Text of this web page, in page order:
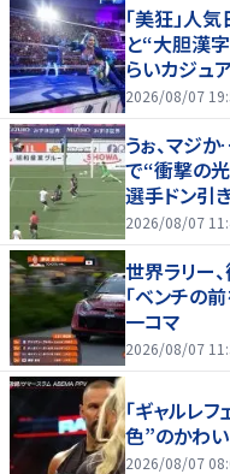
「美狂」人
と“大胆漢
らいカジュ
2026/08/07
うぉ、マジ
で“衝撃の光
選手ドン引
2026/08/07
世界ラリー
「ベンチの
一コマ
2026/08/07
「ギャルレ
色”のかわ
2026/08/07